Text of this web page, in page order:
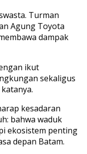
Turman
Agung Toyota
dampak
ikut
sekaligus
kesadaran
bahwa waduk
ekosistem penting
depan Batam.